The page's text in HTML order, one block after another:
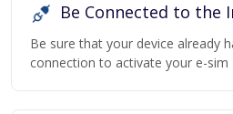
Be Connected to the
Be sure that your device already
connection to activate your e-sim